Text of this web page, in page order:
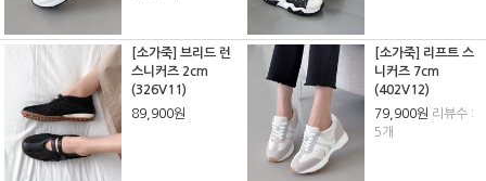
[소가죽] 브리드 런
스니커즈 2cm
(326V11)
89,900원
[소가죽] 리프트 스
니커즈 7cm
(402V12)
79,900원 리뷰수 :
5개